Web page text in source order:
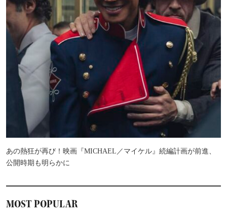
あの熱狂が再び！映画『MICHAEL／マイケル』続編計画が前進、
公開時期も明らかに
MOST POPULAR